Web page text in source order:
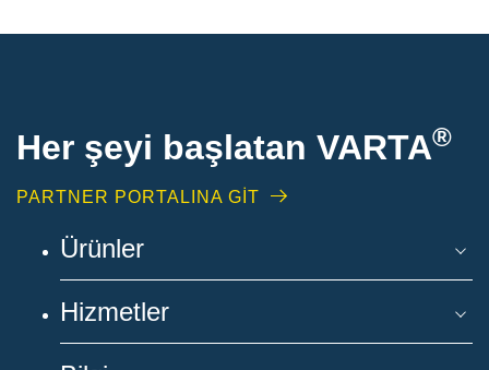
Her şeyi başlatan VARTA®
PARTNER PORTALINA GİT
Ürünler
Hizmetler